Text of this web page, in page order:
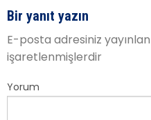
Bir yanıt yazın
E-posta adresiniz
işaretlenmişlerdir
Yorum